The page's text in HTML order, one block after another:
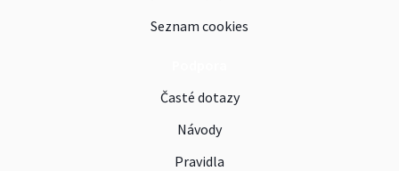
Seznam cookies
Časté dotazy
Návody
Pravidla